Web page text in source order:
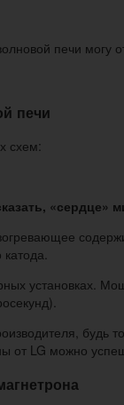
печи могу
печи
схем:
«сердце»
установках.
будь
от LG можно